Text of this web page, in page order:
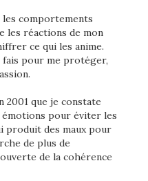
les comportements
les réactions de mon
ce qui les anime.
fais pour me protéger,
2001 que je constate
émotions pour éviter les
produit des maux pour
de plus de
de la cohérence